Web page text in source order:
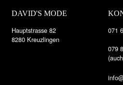
DAVID'S MODE
Hauptstrasse 82
8280 Kreuzlingen
071
079